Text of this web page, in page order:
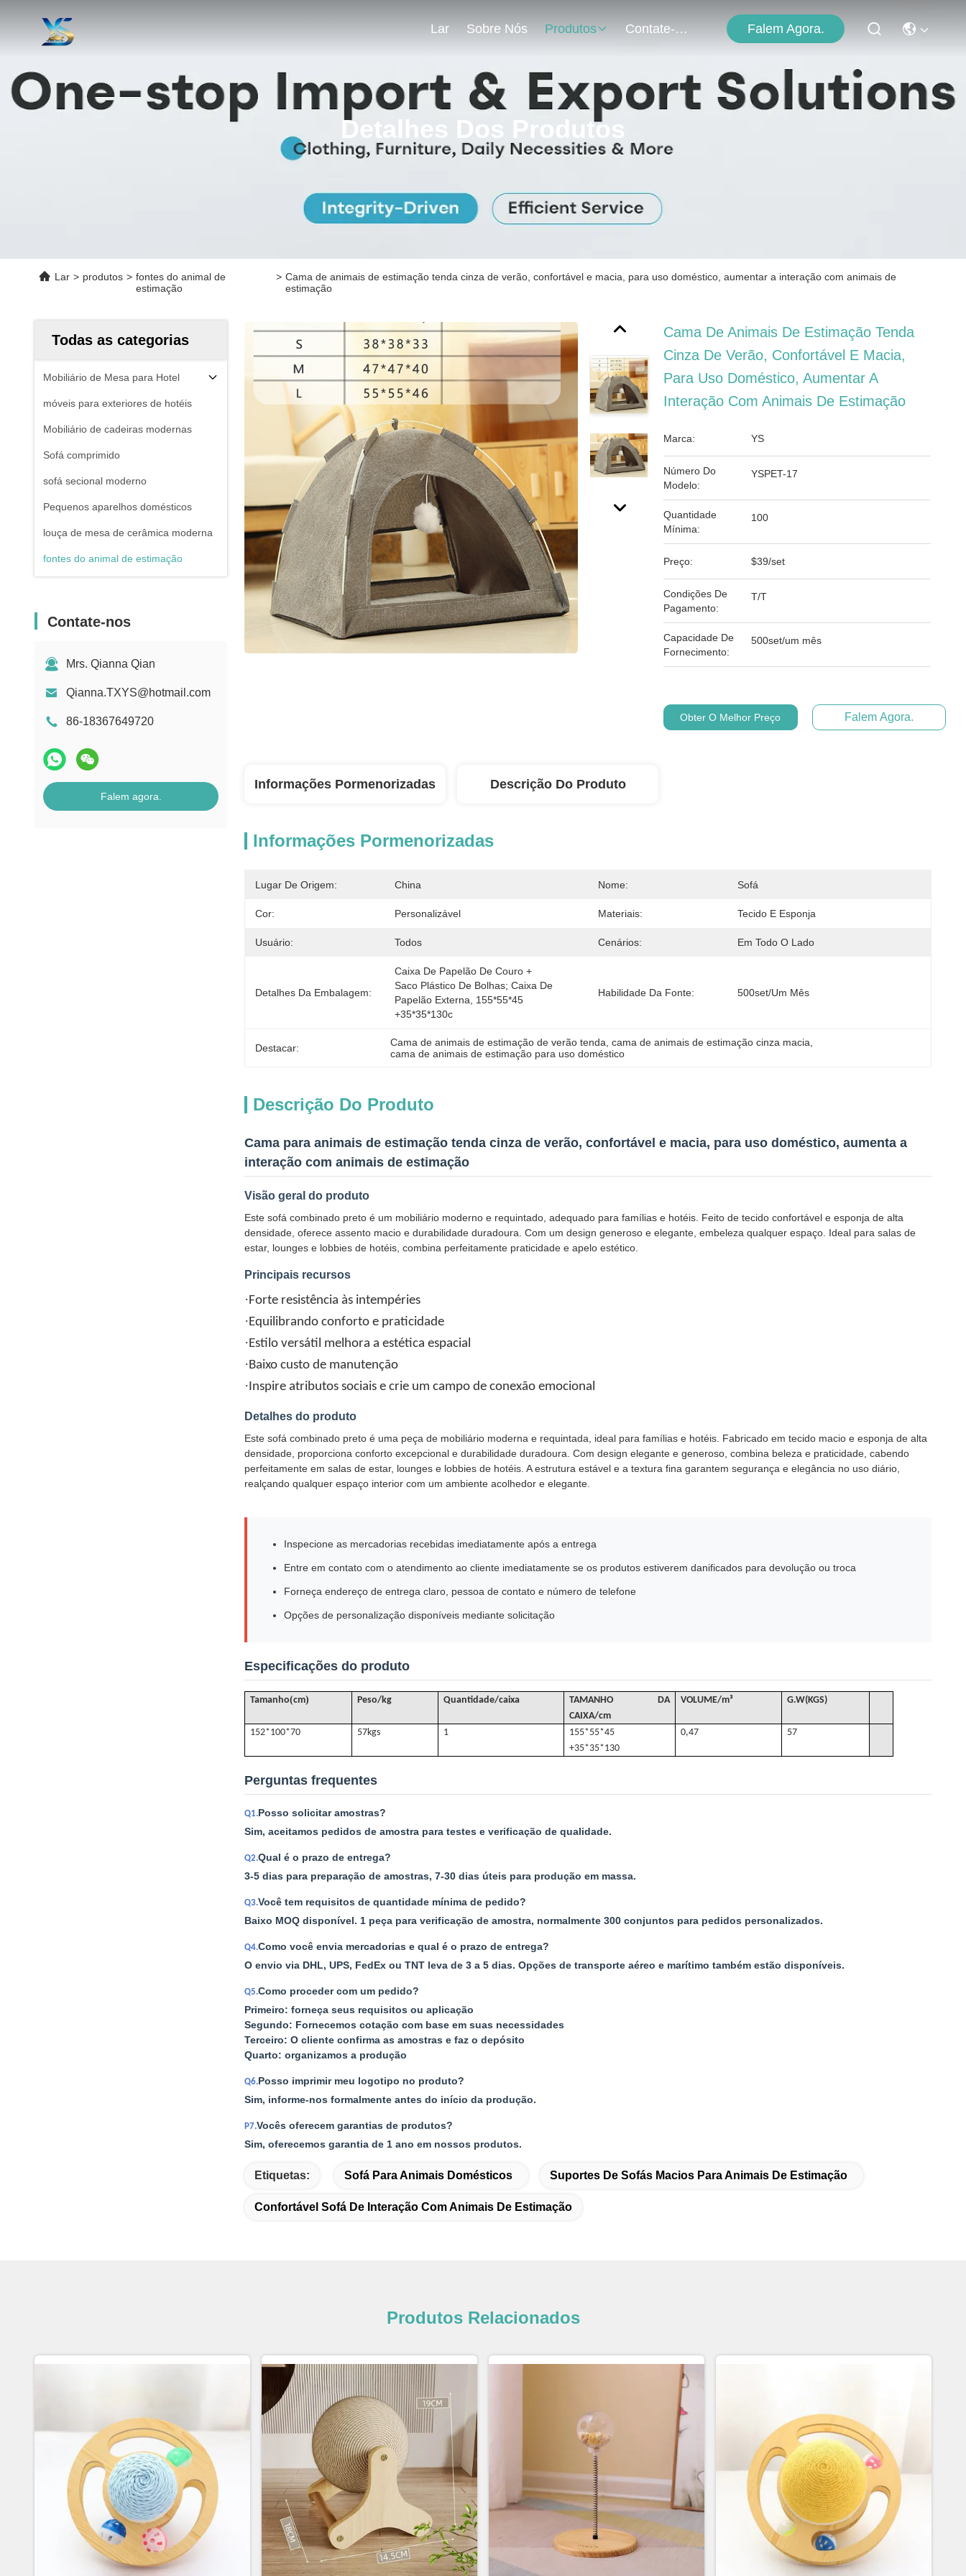
Lar Sobre Nós Produtos Contate-Nos Falem Agora.
Detalhes Dos Produtos
Lar > produtos > fontes do animal de
estimação
> Cama de animais de estimação tenda cinza de verão, confortável e macia, para uso doméstico, aumentar a interação com animais de
estimação
Todas as categorias
Mobiliário de Mesa para Hotel
móveis para exteriores de hotéis
Mobiliário de cadeiras modernas
Sofá comprimido
sofá secional moderno
Pequenos aparelhos domésticos
louça de mesa de cerâmica moderna
fontes do animal de estimação
Contate-nos
Mrs. Qianna Qian
Qianna.TXYS@hotmail.com
86-18367649720
Falem agora.
Cama De Animais De Estimação Tenda
Cinza De Verão, Confortável E Macia,
Para Uso Doméstico, Aumentar A
Interação Com Animais De Estimação
Marca: YS
Número Do
Modelo:
YSPET-17
Quantidade
Mínima:
100
Preço: $39/set
Condições De
Pagamento:
T/T
Capacidade De
Fornecimento:
500set/um mês
Obter O Melhor Preço Falem Agora.
Informações Pormenorizadas Descrição Do Produto
Informações Pormenorizadas
Lugar De Origem: China Nome: Sofá
Cor: Personalizável Materiais: Tecido E Esponja
Usuário: Todos Cenários: Em Todo O Lado
Detalhes Da Embalagem:
Caixa De Papelão De Couro +
Saco Plástico De Bolhas; Caixa De
Papelão Externa, 155*55*45
+35*35*130c
Habilidade Da Fonte: 500set/um Mês
Destacar: Cama de animais de estimação de verão tenda , cama de animais de estimação cinza macia
cama de animais de estimação para uso doméstico
Descrição Do Produto
Cama para animais de estimação tenda cinza de verão, confortável e macia, para uso doméstico, aumenta a
interação com animais de estimação
Visão geral do produto
Este sofá combinado preto é um mobiliário moderno e requintado, adequado para famílias e hotéis. Feito de tecido confortável e esponja de alta
densidade, oferece assento macio e durabilidade duradoura. Com um design generoso e elegante, embeleza qualquer espaço. Ideal para salas de
estar, lounges e lobbies de hotéis, combina perfeitamente praticidade e apelo estético.
Principais recursos
·Forte resistência às intempéries
·Equilibrando conforto e praticidade
·Estilo versátil melhora a estética espacial
·Baixo custo de manutenção
·Inspire atributos sociais e crie um campo de conexão emocional
Detalhes do produto
Este sofá combinado preto é uma peça de mobiliário moderna e requintada, ideal para famílias e hotéis. Fabricado em tecido macio e esponja de alta
densidade, proporciona conforto excepcional e durabilidade duradoura. Com design elegante e generoso, combina beleza e praticidade, cabendo
perfeitamente em salas de estar, lounges e lobbies de hotéis. A estrutura estável e a textura fina garantem segurança e elegância no uso diário,
realçando qualquer espaço interior com um ambiente acolhedor e elegante.
Inspecione as mercadorias recebidas imediatamente após a entrega
Entre em contato com o atendimento ao cliente imediatamente se os produtos estiverem danificados para devolução ou troca
Forneça endereço de entrega claro, pessoa de contato e número de telefone
Opções de personalização disponíveis mediante solicitação
Especificações do produto
Tamanho(cm) Peso/kg Quantidade/caixa
TAMANHO DA
CAIXA/cm
VOLUME/m³ G.W(KGS)
152*100*70 57kgs 1
155*55*45
+35*35*130
0,47 57
Perguntas frequentes
Q1.Posso solicitar amostras?
Sim, aceitamos pedidos de amostra para testes e verificação de qualidade.
Q2.Qual é o prazo de entrega?
3-5 dias para preparação de amostras, 7-30 dias úteis para produção em massa.
Q3.Você tem requisitos de quantidade mínima de pedido?
Baixo MOQ disponível. 1 peça para verificação de amostra, normalmente 300 conjuntos para pedidos personalizados.
Q4.Como você envia mercadorias e qual é o prazo de entrega?
O envio via DHL, UPS, FedEx ou TNT leva de 3 a 5 dias. Opções de transporte aéreo e marítimo também estão disponíveis.
Q5.Como proceder com um pedido?
Primeiro: forneça seus requisitos ou aplicação
Segundo: Fornecemos cotação com base em suas necessidades
Terceiro: O cliente confirma as amostras e faz o depósito
Quarto: organizamos a produção
Q6.Posso imprimir meu logotipo no produto?
Sim, informe-nos formalmente antes do início da produção.
P7.Vocês oferecem garantias de produtos?
Sim, oferecemos garantia de 1 ano em nossos produtos.
Etiquetas: Sofá Para Animais Domésticos Suportes De Sofás Macios Para Animais De Estimação
Confortável Sofá De Interação Com Animais De Estimação
Produtos Relacionados